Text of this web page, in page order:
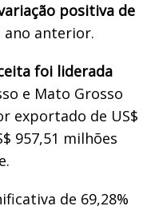
positiva de
ano anterior.
foi liderada
e Mato Grosso
exportado de US$
957,51 milhões
de 69,28%